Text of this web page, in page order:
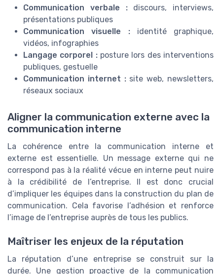
Communication verbale :discours, interviews,
présentations publiques
Communication visuelle :identité graphique,
vidéos, infographies
Langage corporel :posture lors des interventions
publiques, gestuelle
Communication internet :site web, newsletters,
réseaux sociaux
Aligner la communication externe avec la
communication interne
La cohérence entre la communication interne et
externe est essentielle. Un message externe qui ne
correspond pas à la réalité vécue en interne peut nuire
à la crédibilité de l’entreprise. Il est donc crucial
d’impliquer les équipes dans la construction du plan de
communication. Cela favorise l’adhésion et renforce
l’image de l’entreprise auprès de tous les publics.
Maîtriser les enjeux de la réputation
La réputation d’une entreprise se construit sur la
durée. Une gestion proactive de la communication